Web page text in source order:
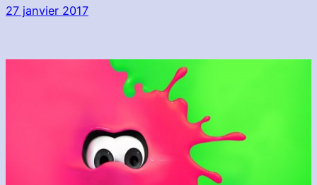
27 janvier 2017